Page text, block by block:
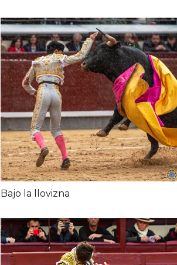
Bajo la llovizna